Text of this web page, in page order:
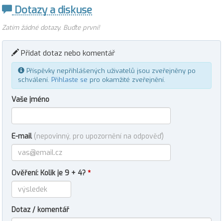
Dotazy a diskuse
Zatím žádné dotazy. Buďte první!
Přidat dotaz nebo komentář
Příspěvky nepřihlášených uživatelů jsou zveřejněny po
schválení. Přihlaste se pro okamžité zveřejnění.
Vaše jméno
E-mail (nepovinný, pro upozornění na odpověď)
Ověření: Kolik je 9 + 4? *
Dotaz / komentář